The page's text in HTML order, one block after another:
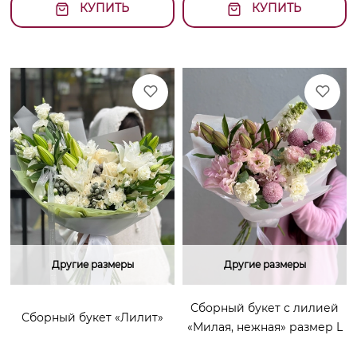
КУПИТЬ КУПИТЬ
Другие размеры
Сборный букет «Лилит»
Другие размеры
Сборный букет с лилией
«Милая, нежная» размер L